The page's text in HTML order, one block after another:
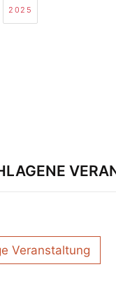
2025
Veranstaltung